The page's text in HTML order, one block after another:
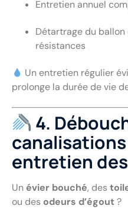
Entretien annuel
Détartrage du
résistances
Un entretien régulier
prolonge la durée de vie
4.
entretien
Un évier bouché, des
ou des odeurs d’égout ?